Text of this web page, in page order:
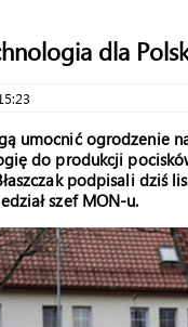
dla
umocnić ogrodzenie
do produkcji
podpisali dziś
szef MON-u.